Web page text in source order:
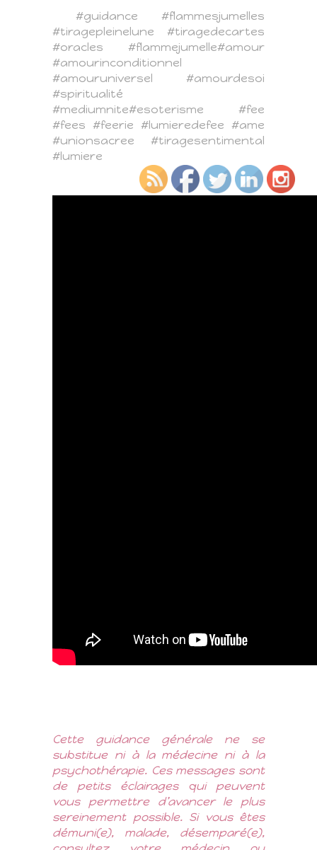
#guidance
#flammesjumelles
#tiragepleinelune
#tiragedecartes
#oracles
#flammejumelle#amour
#amourinconditionnel
#amouruniversel
#amourdesoi
#spiritualité
#mediumnite#esoterisme
#fee
#fees #feerie #lumieredefee #ame
#unionsacree
#tiragesentimental
#lumiere
Cette guidance générale ne se
substitue ni à la médecine ni à la
psychothérapie. Ces messages sont
de petits éclairages qui peuvent
vous permettre d’avancer le plus
sereinement possible. Si vous êtes
démuni(e), malade, désemparé(e),